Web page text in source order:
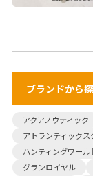
ブランドから
アクアノウティック
アトランティックス
ハンティングワール
グランロイヤル